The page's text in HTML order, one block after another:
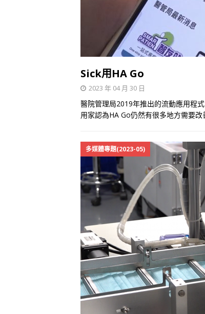
Sick用HA Go
2023 年 04 月 30 日
醫院管理局2019年推出的流動應用程
用家認為HA Go仍然有很多地方需要
多媒體專題(2023-05)